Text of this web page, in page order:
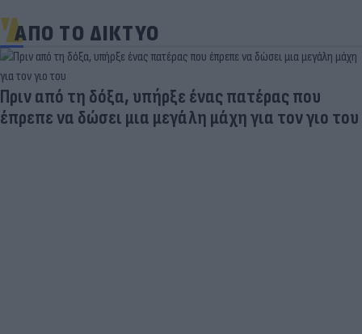
ΑΠΟ ΤΟ ΔΙΚΤΥΟ
Πριν από τη δόξα, υπήρξε ένας πατέρας που
έπρεπε να δώσει μια μεγάλη μάχη για τον γιο του